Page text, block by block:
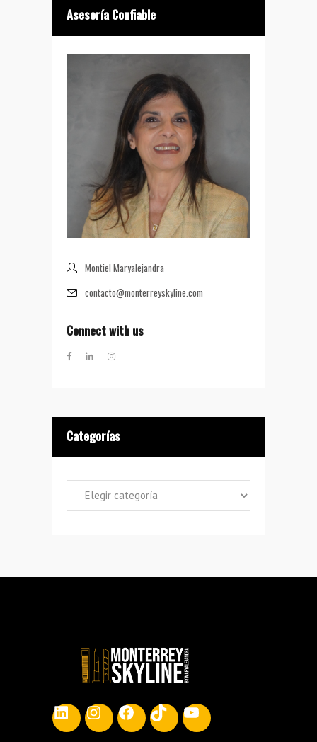
Asesoría Confiable
Montiel Maryalejandra
contacto@monterreyskyline.com
Connect with us
Categorías
Categorías
LinkedInInstagram
Facebook
TikTokYouTube